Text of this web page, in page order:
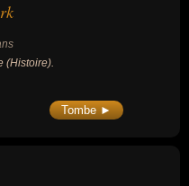
(Histoire).
Tombe ►